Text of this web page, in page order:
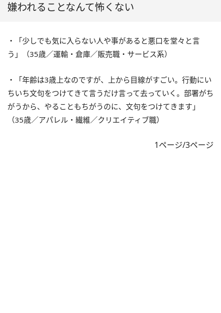
嫌われることなんて怖くない
・「少しでも気に入らない人や事があると悪口を堂々と言
う」（35歳／運輸・倉庫／販売職・サービス系）
・「年齢は3歳上なのですが、上から目線がすごい。行動にい
ちいち文句をつけてきて言うだけ言って去っていく。部署がち
がうから、やることもちがうのに、文句をつけてきます」
（35歳／アパレル・繊維／クリエイティブ職）
1ページ/3ページ